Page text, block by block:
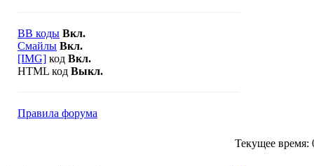
BB коды Вкл.
Смайлы Вкл.
[IMG] код Вкл.
HTML код Выкл.
Правила форума
Текущее время: